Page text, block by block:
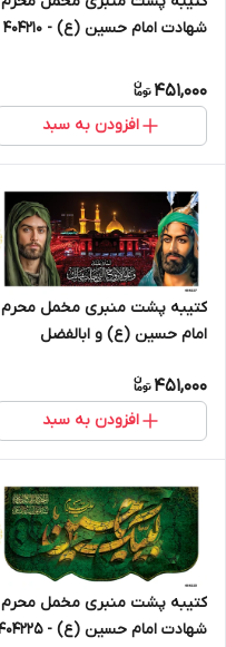
شهادت امام حسین (ع) - 404210
451,000
افزودن به سبد
کتیبه پشت منبری مخمل محرم
امام حسین (ع) و ابالفضل
451,000
افزودن به سبد
کتیبه پشت منبری مخمل محرم
شهادت امام حسین (ع) - 404225